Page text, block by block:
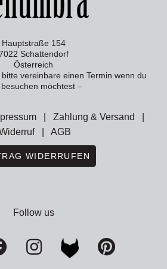
Hauptstraße 154
Schattendorf
Österreich
vereinbare einen Termin wenn du
möchtest –
Zahlung & Versand
| AGB
WIDERRUFEN
Follow us